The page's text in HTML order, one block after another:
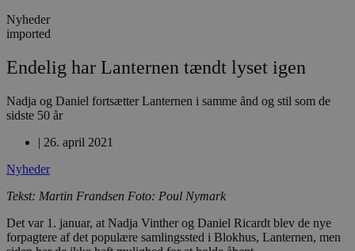
Nyheder
imported
Endelig har Lanternen tændt lyset igen
Nadja og Daniel fortsætter Lanternen i samme ånd og stil som de
sidste 50 år
| 26. april 2021
Nyheder
Tekst: Martin Frandsen Foto: Poul Nymark
Det var 1. januar, at Nadja Vinther og Daniel Ricardt blev de nye
forpagtere af det populære samlingssted i Blokhus, Lanternen, men